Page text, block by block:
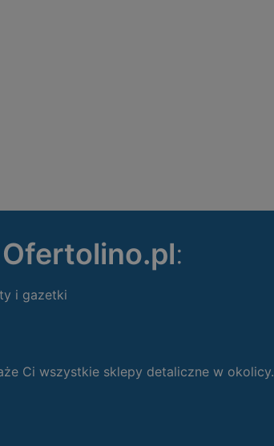
Ofertolino.pl:
i gazetki
Ci wszystkie sklepy detaliczne w okolicy.